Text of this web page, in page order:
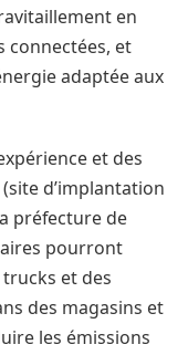
en
connectées, et
adaptée aux
et des
d’implantation
préfecture de
pourront
et des
des magasins et
les émissions